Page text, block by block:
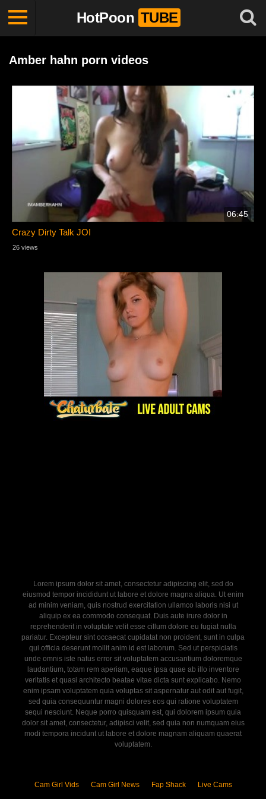
HotPoon TUBE
Amber hahn porn videos
06:45
Crazy Dirty Talk JOI
26 views
Lorem ipsum dolor sit amet, consectetur adipiscing elit, sed do
eiusmod tempor incididunt ut labore et dolore magna aliqua. Ut enim
ad minim veniam, quis nostrud exercitation ullamco laboris nisi ut
aliquip ex ea commodo consequat. Duis aute irure dolor in
reprehenderit in voluptate velit esse cillum dolore eu fugiat nulla
pariatur. Excepteur sint occaecat cupidatat non proident, sunt in culpa
qui officia deserunt mollit anim id est laborum. Sed ut perspiciatis
unde omnis iste natus error sit voluptatem accusantium doloremque
laudantium, totam rem aperiam, eaque ipsa quae ab illo inventore
veritatis et quasi architecto beatae vitae dicta sunt explicabo. Nemo
enim ipsam voluptatem quia voluptas sit aspernatur aut odit aut fugit,
sed quia consequuntur magni dolores eos qui ratione voluptatem
sequi nesciunt. Neque porro quisquam est, qui dolorem ipsum quia
dolor sit amet, consectetur, adipisci velit, sed quia non numquam eius
modi tempora incidunt ut labore et dolore magnam aliquam quaerat
voluptatem.
Cam Girl Vids Cam Girl News Fap Shack Live Cams